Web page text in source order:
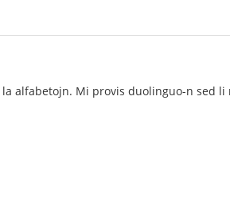
alfabetojn. Mi provis duolinguo-n sed